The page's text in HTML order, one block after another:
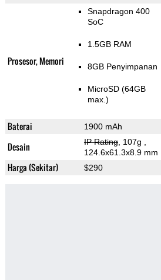
Prosesor, Memori
Snapdragon 400
SoC
1.5GB RAM
8GB Penyimpanan
MicroSD (64GB
max.)
Baterai 1900 mAh
Desain IP Rating, 107g
124.6x61.3x8.9 mm
Harga (Sekitar) $290